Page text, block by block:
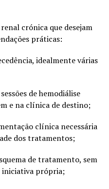
crónica que desejam
práticas:
idealmente várias
de hemodiálise
e na clínica de destino;
clínica necessária
dos tratamentos;
de tratamento, sem
própria;